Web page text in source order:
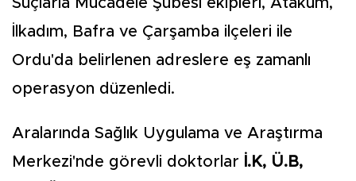
İlkadım, Bafra ve Çarşamba ilçeleri ile
Ordu'da belirlenen adreslere eş zamanlı
operasyon düzenledi.
Aralarında Sağlık Uygulama ve Araştırma
Merkezi'nde görevli doktorlar İ.K, Ü.B,